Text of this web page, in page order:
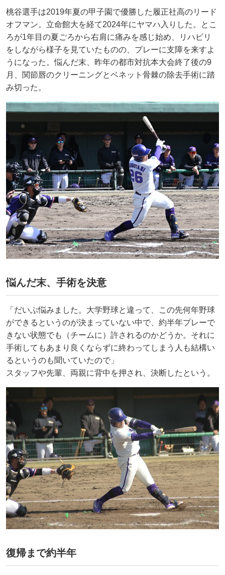
桃谷選手は2019年夏の甲子園で優勝した履正社高のリード
オフマン。立命館大を経て2024年にヤマハ入りした。とこ
ろが1年目の夏ごろから右肩に痛みを感じ始め、リハビリ
をしながら様子を見ていたものの、プレーに支障を来すよ
うになった。悩んだ末、昨年の都市対抗本大会終了後の9
月、関節唇のクリーニングとベネット骨棘の除去手術に踏
み切った。
悩んだ末、手術を決意
「だいぶ悩みました。大学野球と違って、この先何年野球
ができるというのが決まっていない中で、約半年プレーで
きない状態でも（チームに）許されるのかどうか。それに
手術してもあまり良くならずに終わってしまう人も結構い
るというのも聞いていたので」
スタッフや先輩、両親に背中を押され、決断したという。
復帰まで約半年